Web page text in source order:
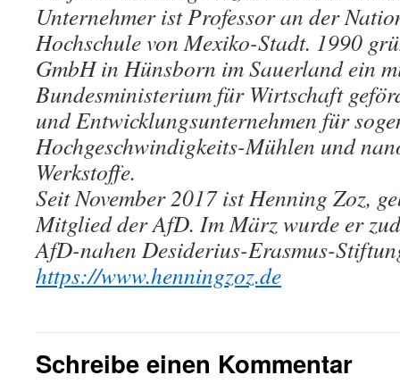
Unternehmer ist Professor an der
Hochschule von Mexiko-Stadt. 1990
GmbH in Hünsborn im Sauerland ein
Bundesministerium für Wirtschaft
und Entwicklungsunternehmen für
Hochgeschwindigkeits-Mühlen und
Werkstoffe.
Seit November 2017 ist Henning Zoz,
Mitglied der AfD. Im März wurde er
AfD-nahen Desiderius-Erasmus-
https://www.henningzoz.de
Schreibe einen Kommentar